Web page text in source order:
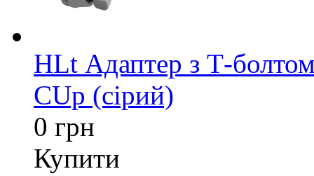
HLt Адаптер з Т-
CUp (сірий)
0 грн
Купити